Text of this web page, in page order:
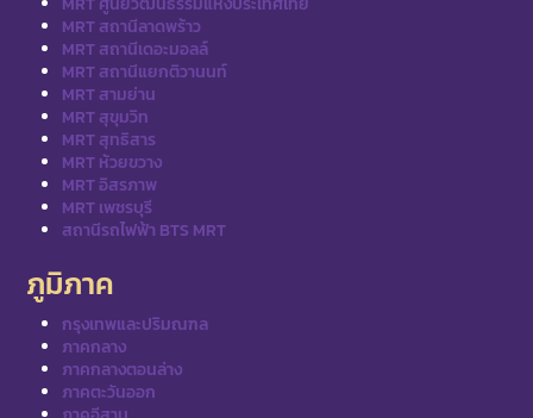
MRT สถานีลาดพร้าว
MRT สถานีเดอะมอลล์
MRT สถานีแยกติวานนท์
MRT สามย่าน
MRT สุขุมวิท
MRT สุทธิสาร
MRT ห้วยขวาง
MRT อิสรภาพ
MRT เพชรบุรี
สถานีรถไฟฟ้า BTS MRT
ภูมิภาค
กรุงเทพและปริมณฑล
ภาคกลาง
ภาคกลางตอนล่าง
ภาคตะวันออก